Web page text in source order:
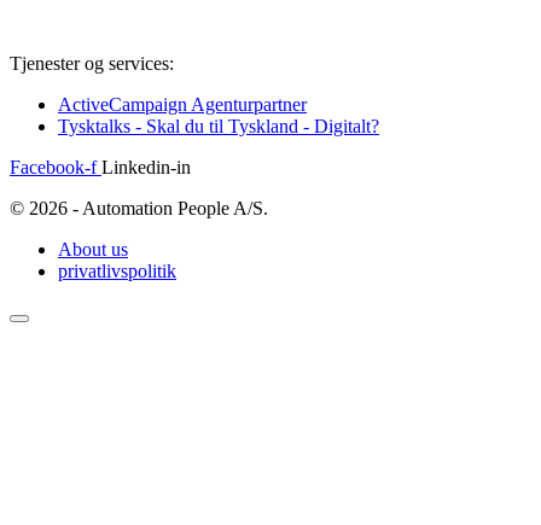
Tjenester og services:
ActiveCampaign Agenturpartner
Tysktalks - Skal du til Tyskland - Digitalt?
Facebook-f Linkedin-in
© 2026 - Automation People A/S.
About us
privatlivspolitik